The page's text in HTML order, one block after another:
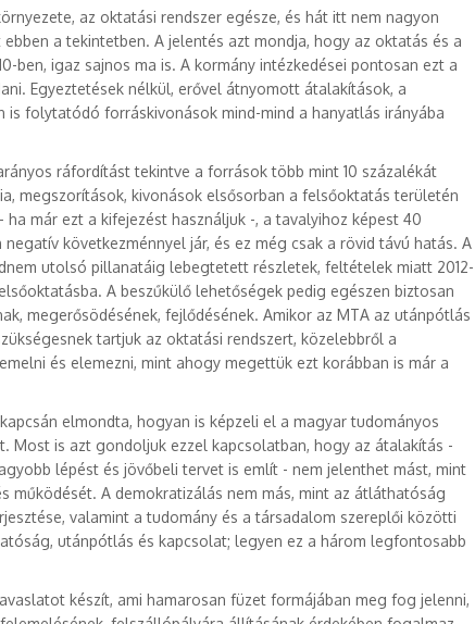
az oktatási rendszer egésze, és hát itt nem nagyon
a tekintetben. A jelentés azt mondja, hogy az oktatás és a
ben, igaz sajnos ma is. A kormány intézkedései pontosan ezt a
Egyeztetések nélkül, erővel átnyomott átalakítások, a
folytatódó forráskivonások mind-mind a hanyatlás irányába
ráfordítást tekintve a források több mint 10 százalékát
megszorítások, kivonások elsősorban a felsőoktatás területén
már ezt a kifejezést használjuk -, a tavalyihoz képest 40
következménnyel jár, és ez még csak a rövid távú hatás. A
utolsó pillanatáig lebegtetett részletek, feltételek miatt 2012-
A beszűkülő lehetőségek pedig egészen biztosan
megerősödésének, fejlődésének. Amikor az MTA az utánpótlás
tartjuk az oktatási rendszert, közelebbről a
és elemezni, mint ahogy megettük ezt korábban is már a
elmondta, hogyan is képzeli el a magyar tudományos
Most is azt gondoljuk ezzel kapcsolatban, hogy az átalakítás -
lépést és jövőbeli tervet is említ - nem jelenthet mást, mint
működését. A demokratizálás nem más, mint az átláthatóság
valamint a tudomány és a társadalom szereplői közötti
utánpótlás és kapcsolat; legyen ez a három legfontosabb
készít, ami hamarosan füzet formájában meg fog jelenni,